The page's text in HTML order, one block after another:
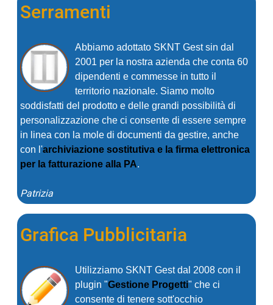
Serramenti
Abbiamo adottato SKNT Gest sin dal
2001 per la nostra azienda che conta 60
dipendenti e commesse in tutto il
territorio nazionale. Siamo molto
soddisfatti del prodotto e delle grandi possibilità di
personalizzazione che ci consente di essere sempre
in linea con la mole di documenti da gestire, anche
con l'archiviazione sostitutiva e la firma elettronica
per la fatturazione alla PA.
Patrizia
Grafica Pubblicitaria
Utilizziamo SKNT Gest dal 2008 con il
plugin "Gestione Progetti" che ci
consente di tenere sott'occhio